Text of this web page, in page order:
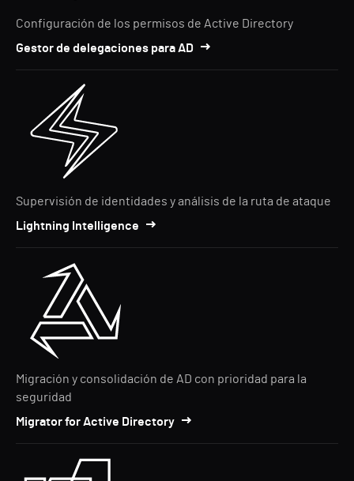
Configuración de los permisos de Active Directory
Gestor de delegaciones para AD
Supervisión de identidades y análisis de la ruta de ataque
Lightning Intelligence
Migración y consolidación de AD con prioridad para la
seguridad
Migrator for Active Directory